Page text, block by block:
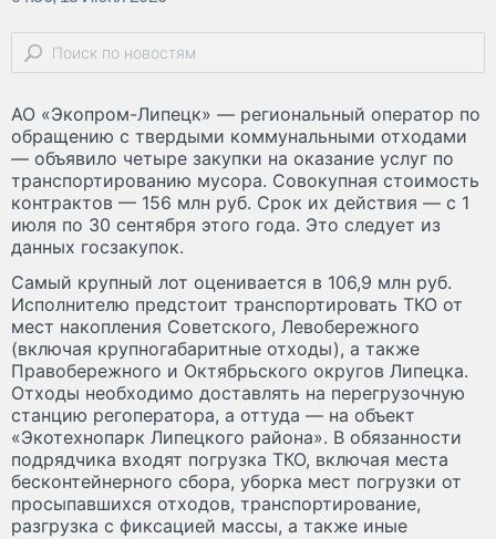
АО «Экопром-Липецк» — региональный оператор по
обращению с твердыми коммунальными отходами
— объявило четыре закупки на оказание услуг по
транспортированию мусора. Совокупная стоимость
контрактов — 156 млн руб. Срок их действия — с 1
июля по 30 сентября этого года. Это следует из
данных госзакупок.
Самый крупный лот оценивается в 106,9 млн руб.
Исполнителю предстоит транспортировать ТКО от
мест накопления Советского, Левобережного
(включая крупногабаритные отходы), а также
Правобережного и Октябрьского округов Липецка.
Отходы необходимо доставлять на перегрузочную
станцию регоператора, а оттуда — на объект
«Экотехнопарк Липецкого района». В обязанности
подрядчика входят погрузка ТКО, включая места
бесконтейнерного сбора, уборка мест погрузки от
просыпавшихся отходов, транспортирование,
разгрузка с фиксацией массы, а также иные